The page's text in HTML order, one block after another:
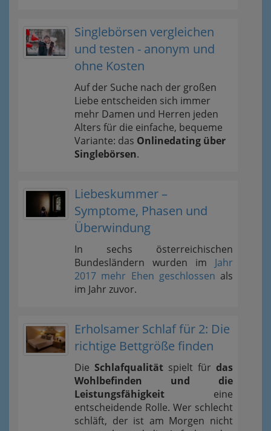
Singlebörsen vergleichen
und testen - anonym und
ohne Kosten
Auf der Suche nach der großen
Liebe entscheiden sich immer
mehr Damen und Herren jeden
Alters für die einfache, bequeme
Variante: das Onlinedating über
Singlebörsen.
Liebeskummer –
Symptome, Phasen und
Überwindung
In sechs österreichischen
Bundesländern wurden im Jahr
2017 mehr Ehen geschlossen als
im Jahr zuvor.
Erholsamer Schlaf für 2: Die
richtige Bettgröße finden
Die Schlafqualität spielt für das
Wohlbefinden und die
Leistungsfähigkeit eine
entscheidende Rolle. Wer schlecht
schläft, der ist am Morgen nicht